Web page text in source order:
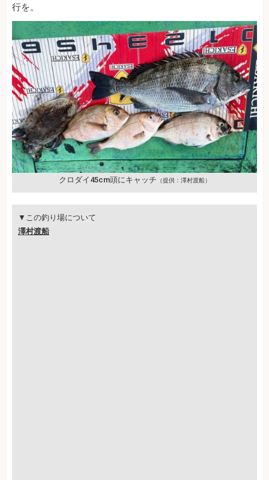
行を。
クロダイ45cm頭にキャッチ （提供：澤村渡船）
▼この釣り場について
澤村渡船